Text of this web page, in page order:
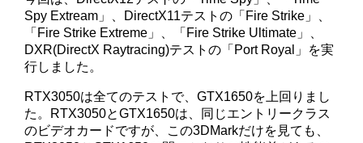
Spy Extream」、DirectX11テストの「Fire Strike」、
「Fire Strike Extreme」、「Fire Strike Ultimate」、
DXR(DirectX Raytracing)テストの「Port Royal」を実
行しました。
RTX3050は全てのテストで、GTX1650を上回りまし
た。RTX3050とGTX1650は、同じエントリークラス
のビデオカードですが、この3DMarkだけを見ても、